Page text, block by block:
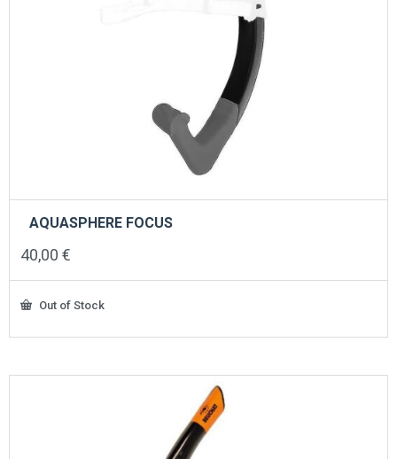
AQUASPHERE FOCUS
40,00 €
Out of Stock